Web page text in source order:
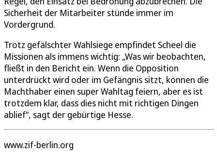
Sicherheit der Mitarbeiter stünde immer im
Vordergrund.
Trotz gefälschter Wahlsiege empfindet Scheel die
Missionen als immens wichtig: „Was wir beobachten,
fließt in den Bericht ein. Wenn die Opposition
unterdrückt wird oder im Gefängnis sitzt, können die
Machthaber einen super Wahltag feiern, aber es ist
trotzdem klar, dass dies nicht mit richtigen Dingen
ablief“, sagt der gebürtige Hesse.
www.zif-berlin.org